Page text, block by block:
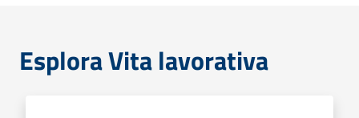
Esplora Vita lavorativa